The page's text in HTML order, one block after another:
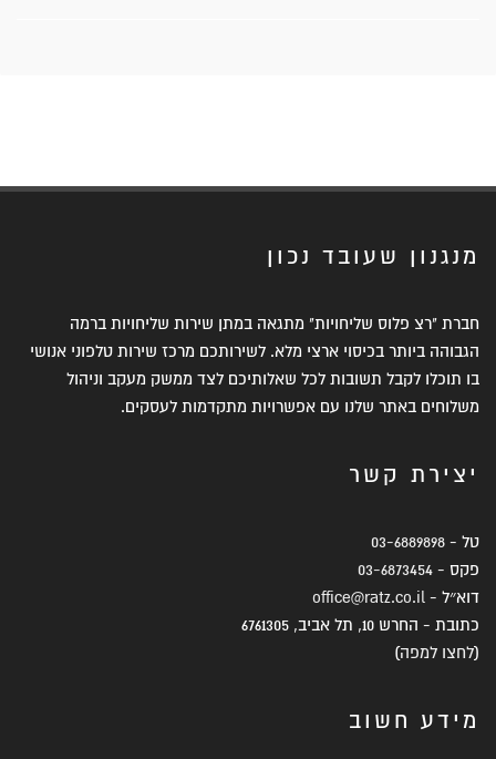
מנגנון שעובד נכון
חברת "רצ פלוס שליחויות" מתגאה במתן שירות שליחויות ברמה
הגבוהה ביותר בכיסוי ארצי מלא. לשירותכם מרכז שירות טלפוני אנושי
בו תוכלו לקבל תשובות לכל שאלותיכם לצד ממשק מעקב וניהול
משלוחים באתר שלנו עם אפשרויות מתקדמות לעסקים.
יצירת קשר
טל - 03-6889898
פקס - 03-6873454
דוא״ל - office@ratz.co.il
כתובת - החרש 10, תל אביב, 6761305
(לחצו למפה)
מידע חשוב